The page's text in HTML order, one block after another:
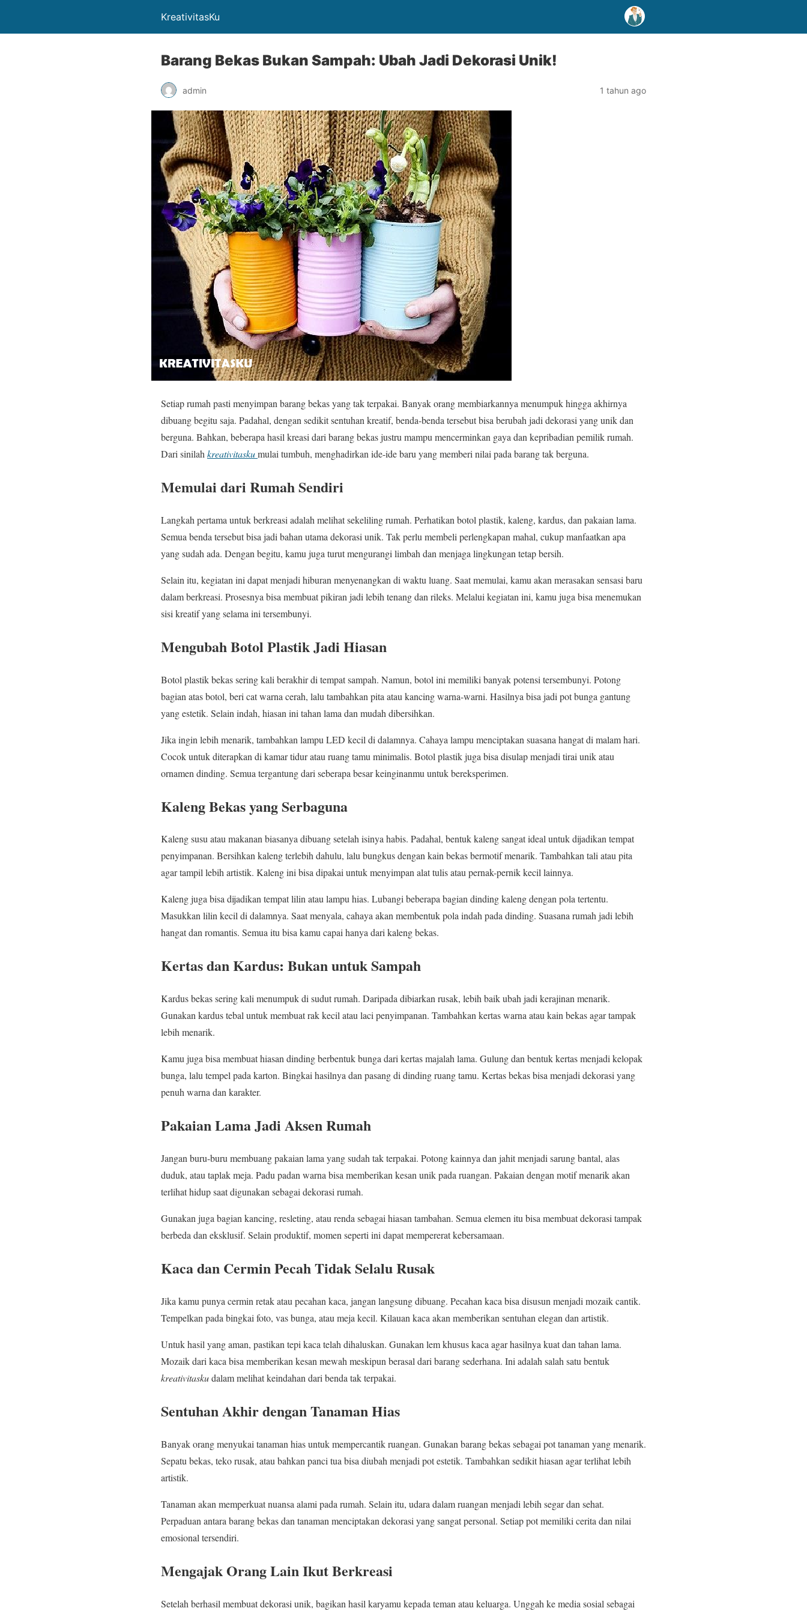
KreativitasKu
Barang Bekas Bukan Sampah: Ubah Jadi Dekorasi Unik!
admin 1 tahun ago
Setiap rumah pasti menyimpan barang bekas yang tak terpakai. Banyak orang membiarkannya menumpuk hingga akhirnya
dibuang begitu saja. Padahal, dengan sedikit sentuhan kreatif, benda-benda tersebut bisa berubah jadi dekorasi yang unik dan
berguna. Bahkan, beberapa hasil kreasi dari barang bekas justru mampu mencerminkan gaya dan kepribadian pemilik rumah.
Dari sinilah kreativitaskumulai tumbuh, menghadirkan ide-ide baru yang memberi nilai pada barang tak berguna.
Memulai dari Rumah Sendiri
Langkah pertama untuk berkreasi adalah melihat sekeliling rumah. Perhatikan botol plastik, kaleng, kardus, dan pakaian lama.
Semua benda tersebut bisa jadi bahan utama dekorasi unik. Tak perlu membeli perlengkapan mahal, cukup manfaatkan apa
yang sudah ada. Dengan begitu, kamu juga turut mengurangi limbah dan menjaga lingkungan tetap bersih.
Selain itu, kegiatan ini dapat menjadi hiburan menyenangkan di waktu luang. Saat memulai, kamu akan merasakan sensasi baru
dalam berkreasi. Prosesnya bisa membuat pikiran jadi lebih tenang dan rileks. Melalui kegiatan ini, kamu juga bisa menemukan
sisi kreatif yang selama ini tersembunyi.
Mengubah Botol Plastik Jadi Hiasan
Botol plastik bekas sering kali berakhir di tempat sampah. Namun, botol ini memiliki banyak potensi tersembunyi. Potong
bagian atas botol, beri cat warna cerah, lalu tambahkan pita atau kancing warna-warni. Hasilnya bisa jadi pot bunga gantung
yang estetik. Selain indah, hiasan ini tahan lama dan mudah dibersihkan.
Jika ingin lebih menarik, tambahkan lampu LED kecil di dalamnya. Cahaya lampu menciptakan suasana hangat di malam hari.
Cocok untuk diterapkan di kamar tidur atau ruang tamu minimalis. Botol plastik juga bisa disulap menjadi tirai unik atau
ornamen dinding. Semua tergantung dari seberapa besar keinginanmu untuk bereksperimen.
Kaleng Bekas yang Serbaguna
Kaleng susu atau makanan biasanya dibuang setelah isinya habis. Padahal, bentuk kaleng sangat ideal untuk dijadikan tempat
penyimpanan. Bersihkan kaleng terlebih dahulu, lalu bungkus dengan kain bekas bermotif menarik. Tambahkan tali atau pita
agar tampil lebih artistik. Kaleng ini bisa dipakai untuk menyimpan alat tulis atau pernak-pernik kecil lainnya.
Kaleng juga bisa dijadikan tempat lilin atau lampu hias. Lubangi beberapa bagian dinding kaleng dengan pola tertentu.
Masukkan lilin kecil di dalamnya. Saat menyala, cahaya akan membentuk pola indah pada dinding. Suasana rumah jadi lebih
hangat dan romantis. Semua itu bisa kamu capai hanya dari kaleng bekas.
Kertas dan Kardus: Bukan untuk Sampah
Kardus bekas sering kali menumpuk di sudut rumah. Daripada dibiarkan rusak, lebih baik ubah jadi kerajinan menarik.
Gunakan kardus tebal untuk membuat rak kecil atau laci penyimpanan. Tambahkan kertas warna atau kain bekas agar tampak
lebih menarik.
Kamu juga bisa membuat hiasan dinding berbentuk bunga dari kertas majalah lama. Gulung dan bentuk kertas menjadi kelopak
bunga, lalu tempel pada karton. Bingkai hasilnya dan pasang di dinding ruang tamu. Kertas bekas bisa menjadi dekorasi yang
penuh warna dan karakter.
Pakaian Lama Jadi Aksen Rumah
Jangan buru-buru membuang pakaian lama yang sudah tak terpakai. Potong kainnya dan jahit menjadi sarung bantal, alas
duduk, atau taplak meja. Padu padan warna bisa memberikan kesan unik pada ruangan. Pakaian dengan motif menarik akan
terlihat hidup saat digunakan sebagai dekorasi rumah.
Gunakan juga bagian kancing, resleting, atau renda sebagai hiasan tambahan. Semua elemen itu bisa membuat dekorasi tampak
berbeda dan eksklusif. Selain produktif, momen seperti ini dapat mempererat kebersamaan.
Kaca dan Cermin Pecah Tidak Selalu Rusak
Jika kamu punya cermin retak atau pecahan kaca, jangan langsung dibuang. Pecahan kaca bisa disusun menjadi mozaik cantik.
Tempelkan pada bingkai foto, vas bunga, atau meja kecil. Kilauan kaca akan memberikan sentuhan elegan dan artistik.
Untuk hasil yang aman, pastikan tepi kaca telah dihaluskan. Gunakan lem khusus kaca agar hasilnya kuat dan tahan lama.
Mozaik dari kaca bisa memberikan kesan mewah meskipun berasal dari barang sederhana. Ini adalah salah satu bentuk
kreativitaskudalam melihat keindahan dari benda tak terpakai.
Sentuhan Akhir dengan Tanaman Hias
Banyak orang menyukai tanaman hias untuk mempercantik ruangan. Gunakan barang bekas sebagai pot tanaman yang menarik.
Sepatu bekas, teko rusak, atau bahkan panci tua bisa diubah menjadi pot estetik. Tambahkan sedikit hiasan agar terlihat lebih
artistik.
Tanaman akan memperkuat nuansa alami pada rumah. Selain itu, udara dalam ruangan menjadi lebih segar dan sehat.
Perpaduan antara barang bekas dan tanaman menciptakan dekorasi yang sangat personal. Setiap pot memiliki cerita dan nilai
emosional tersendiri.
Mengajak Orang Lain Ikut Berkreasi
Setelah berhasil membuat dekorasi unik, bagikan hasil karyamu kepada teman atau keluarga. Unggah ke media sosial sebagai